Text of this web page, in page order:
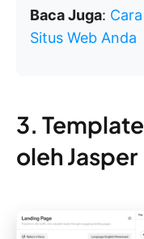
Baca Juga:
Situs Web Anda
3.
oleh Jasper